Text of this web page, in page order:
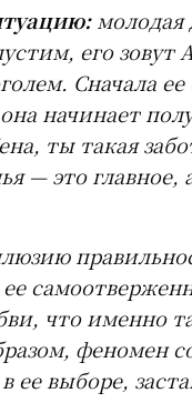
молодая
его
Сначала
начинает
ты такая
— это
что именно
феномен
ее выборе,